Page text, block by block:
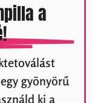
a
gyönyörű
ki a